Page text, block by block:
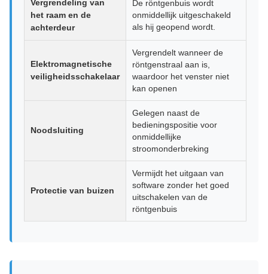
Vergrendeling van
het raam en de
achterdeur
De röntgenbuis wordt
onmiddellijk uitgeschakeld
als hij geopend wordt.
Elektromagnetische
veiligheidsschakelaar
Vergrendelt wanneer de
röntgenstraal aan is,
waardoor het venster niet
kan openen
Noodsluiting
Gelegen naast de
bedieningspositie voor
onmiddellijke
stroomonderbreking
Protectie van buizen
Vermijdt het uitgaan van
software zonder het goed
uitschakelen van de
röntgenbuis